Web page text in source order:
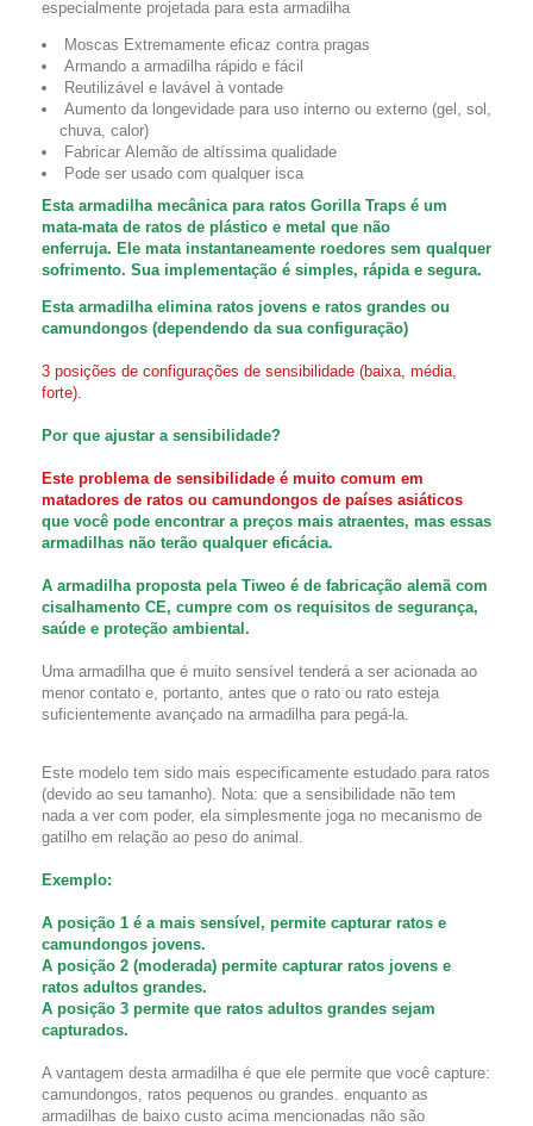
especialmente projetada para esta armadilha
Moscas Extremamente eficaz contra pragas
Armando a armadilha rápido e fácil
Reutilizável e lavável à vontade
Aumento da longevidade para uso interno ou externo (gel, sol,
chuva, calor)
Fabricar Alemão de altíssima qualidade
Pode ser usado com qualquer isca
Esta armadilha mecânica para ratos Gorilla Traps é um
mata-mata de ratos de plástico e metal que não
enferruja. Ele mata instantaneamente roedores sem qualquer
sofrimento. Sua implementação é simples, rápida e segura.
Esta armadilha elimina ratos jovens e ratos grandes ou
camundongos (dependendo da sua configuração)
3 posições de configurações de sensibilidade (baixa, média,
forte).
Por que ajustar a sensibilidade?
Este problema de sensibilidade é muito comum em
matadores de ratos ou camundongos de países asiáticos
que você pode encontrar a preços mais atraentes, mas essas
armadilhas não terão qualquer eficácia.
A armadilha proposta pela Tiweo é de fabricação alemã com
cisalhamento CE, cumpre com os requisitos de segurança,
saúde e proteção ambiental.
Uma armadilha que é muito sensível tenderá a ser acionada ao
menor contato e, portanto, antes que o rato ou rato esteja
suficientemente avançado na armadilha para pegá-la.
Este modelo tem sido mais especificamente estudado para ratos
(devido ao seu tamanho). Nota: que a sensibilidade não tem
nada a ver com poder, ela simplesmente joga no mecanismo de
gatilho em relação ao peso do animal.
Exemplo:
A posição 1 é a mais sensível, permite capturar ratos e
camundongos jovens.
A posição 2 (moderada) permite capturar ratos jovens e
ratos adultos grandes.
A posição 3 permite que ratos adultos grandes sejam
capturados.
A vantagem desta armadilha é que ele permite que você capture:
camundongos, ratos pequenos ou grandes. enquanto as
armadilhas de baixo custo acima mencionadas não são